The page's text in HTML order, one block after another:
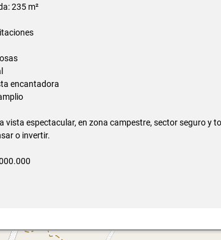
235 m²
encantadora
vista espectacular, en zona campestre, sector seguro y
o invertir.